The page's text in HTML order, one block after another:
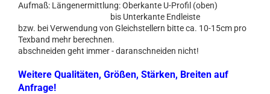
Aufmaß: Längenermittlung: Oberkante U-Profil (oben)
bis Unterkante Endleiste
bzw. bei Verwendung von Gleichstellern bitte ca. 10-15cm pro
Texband mehr berechnen.
abschneiden geht immer - daranschneiden nicht!
Weitere Qualitäten, Größen, Stärken, Breiten auf
Anfrage!